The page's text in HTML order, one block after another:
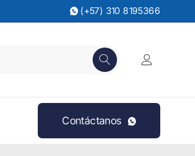
(+57) 310 8195366
Contáctanos